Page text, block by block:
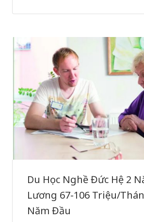
Du Học Nghề Đức Hệ 2
Lương 67-106 Triệu/
Năm Đầu